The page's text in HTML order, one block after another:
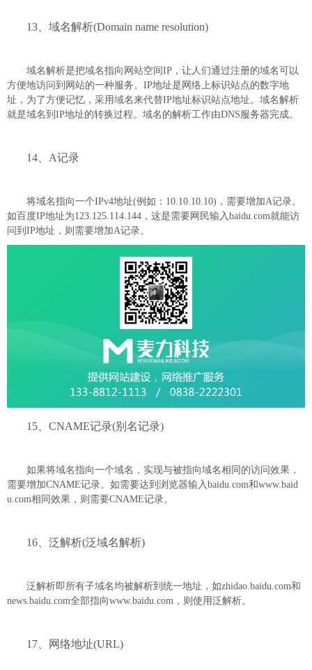
13、域名解析(Domain name resolution)
域名解析是把域名指向网站空间IP，让人们通过注册的域名可以
方便地访问到网站的一种服务。IP地址是网络上标识站点的数字地
址，为了方便记忆，采用域名来代替IP地址标识站点地址。域名解析
就是域名到IP地址的转换过程。域名的解析工作由DNS服务器完成。
14、A记录
将域名指向一个IPv4地址(例如：10.10.10.10)，需要增加A记录。
如百度IP地址为123.125.114.144，这是需要网民输入baidu.com就能访
问到IP地址，则需要增加A记录。
15、CNAME记录(别名记录)
如果将域名指向一个域名，实现与被指向域名相同的访问效果，
需要增加CNAME记录。如需要达到浏览器输入baidu.com和www.baid
u.com相同效果，则需要CNAME记录。
16、泛解析(泛域名解析)
泛解析即所有子域名均被解析到统一地址，如zhidao.baidu.com和
news.baidu.com全部指向www.baidu.com，则使用泛解析。
17、网络地址(URL)